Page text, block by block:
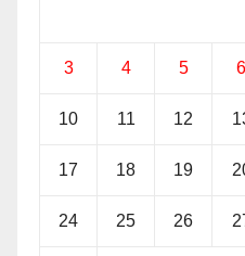
3 4 5 6
10 11 12
17 18 19
24 25 26